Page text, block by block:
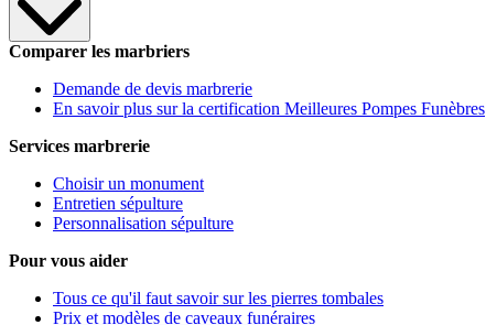
Comparer les marbriers
Demande de devis marbrerie
En savoir plus sur la certification Meilleures Pompes Funèbres
Services marbrerie
Choisir un monument
Entretien sépulture
Personnalisation sépulture
Pour vous aider
Tous ce qu'il faut savoir sur les pierres tombales
Prix et modèles de caveaux funéraires